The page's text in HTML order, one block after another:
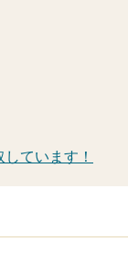
ています！